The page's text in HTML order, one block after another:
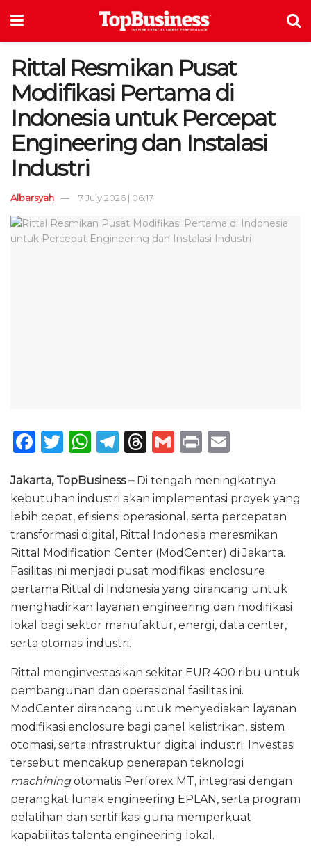
Rittal Resmikan Pusat
Modifikasi Pertama di
Indonesia untuk Percepat
Engineering dan Instalasi
Industri
Albarsyah 7 July 2026 | 06:17
F
c
e
b
o
o
k
T
it
te
r
W
a
ts
A
p
p
T
e
g
ra
m
T
re
a
d
s
G
ai
l
P
n
t
ai
l
Jakarta, TopBusiness – Di tengah meningkatnya
kebutuhan industri akan implementasi proyek yang
lebih cepat, efisiensi operasional, serta percepatan
transformasi digital, Rittal Indonesia meresmikan
Rittal Modification Center (ModCenter) di Jakarta.
Fasilitas ini menjadi pusat modifikasi enclosure
pertama Rittal di Indonesia yang dirancang untuk
menghadirkan layanan engineering dan modifikasi
lokal bagi sektor manufaktur, energi, data center,
serta otomasi industri.
Rittal menginvestasikan sekitar EUR 400 ribu untuk
pembangunan dan operasional fasilitas ini.
ModCenter dirancang untuk menyediakan layanan
modifikasi enclosure bagi panel kelistrikan, sistem
otomasi, serta infrastruktur digital industri. Investasi
tersebut mencakup penerapan teknologi
machiningotomatis Perforex MT, integrasi dengan
perangkat lunak engineering EPLAN, serta program
pelatihan dan sertifikasi guna memperkuat
kapabilitas talenta engineering lokal.